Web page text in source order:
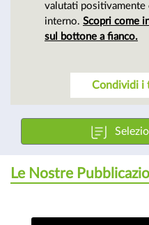
valutati
interno. Scopri come
sul bottone a fianco.
Condividi i
Le Nostre